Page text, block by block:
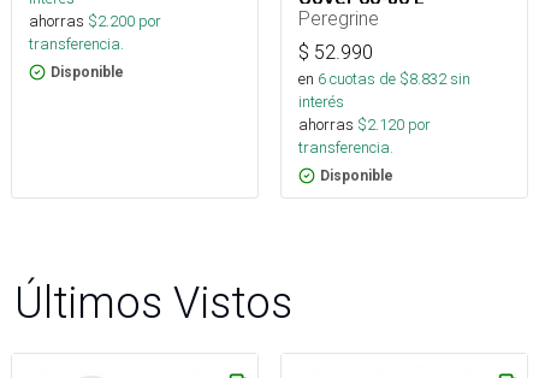
ahorras $2.200 por
transferencia.
Disponible
Peregrine
$ 52.990
en 6cuotas de $8.832sin
interés
ahorras $2.120 por
transferencia.
Disponible
Últimos Vistos